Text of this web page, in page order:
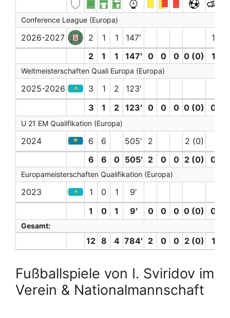
Conference League (Europa)
2026-2027 2 1 1 147′
1
2
1 1 147′ 0 0 0 0 (0) 1
Weltmeisterschaften Quali Europa (Europa)
2025-2026 3 1 2
123′
3
1 2 123′ 0 0 0 0 (0) 0
U 21 EM Qualifikation (Europa)
2024 6 6 505′ 2
2 (0)
6
6 0 505′ 2 0 0 2 (0) 0
Europameisterschaften Qualifikation (Europa)
2023 1 0 1
9′
1
0 1 9′ 0 0 0 0 (0) 0
Gesamt:
12 8 4 784′ 2 0 0 2 (0) 1
Fußballspiele von I. Sviridov im
Verein & Nationalmannschaft